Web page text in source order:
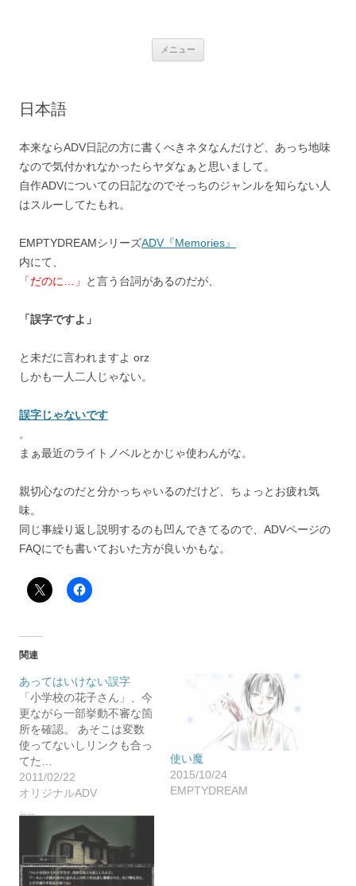
メニュー
プ
日本語
本来ならADV日記の方に書くべきネタなんだけど、あっち地味
なので気付かれなかったらヤダなぁと思いまして。
自作ADVについての日記なのでそっちのジャンルを知らない人
はスルーしてたもれ。
EMPTYDREAMシリーズADV『Memories』
内にて、
「だのに…」
と言う台詞があるのだが、
「誤字ですよ」
と未だに言われますよ orz
しかも一人二人じゃない。
誤字じゃないです
。
まぁ最近のライトノベルとかじゃ使わんがな。
親切心なのだと分かっちゃいるのだけど、ちょっとお疲れ気
味。
同じ事繰り返し説明するのも凹んできてるので、ADVページの
FAQにでも書いておいた方が良いかもな。
関連
あってはいけない誤字
「小学校の花子さん」、今
更ながら一部挙動不審な箇
所を確認。 あそこは変数
使ってないしリンクも合っ
てた…
2011/02/22
オリジナルADV
使い魔
2015/10/24
EMPTYDREAM